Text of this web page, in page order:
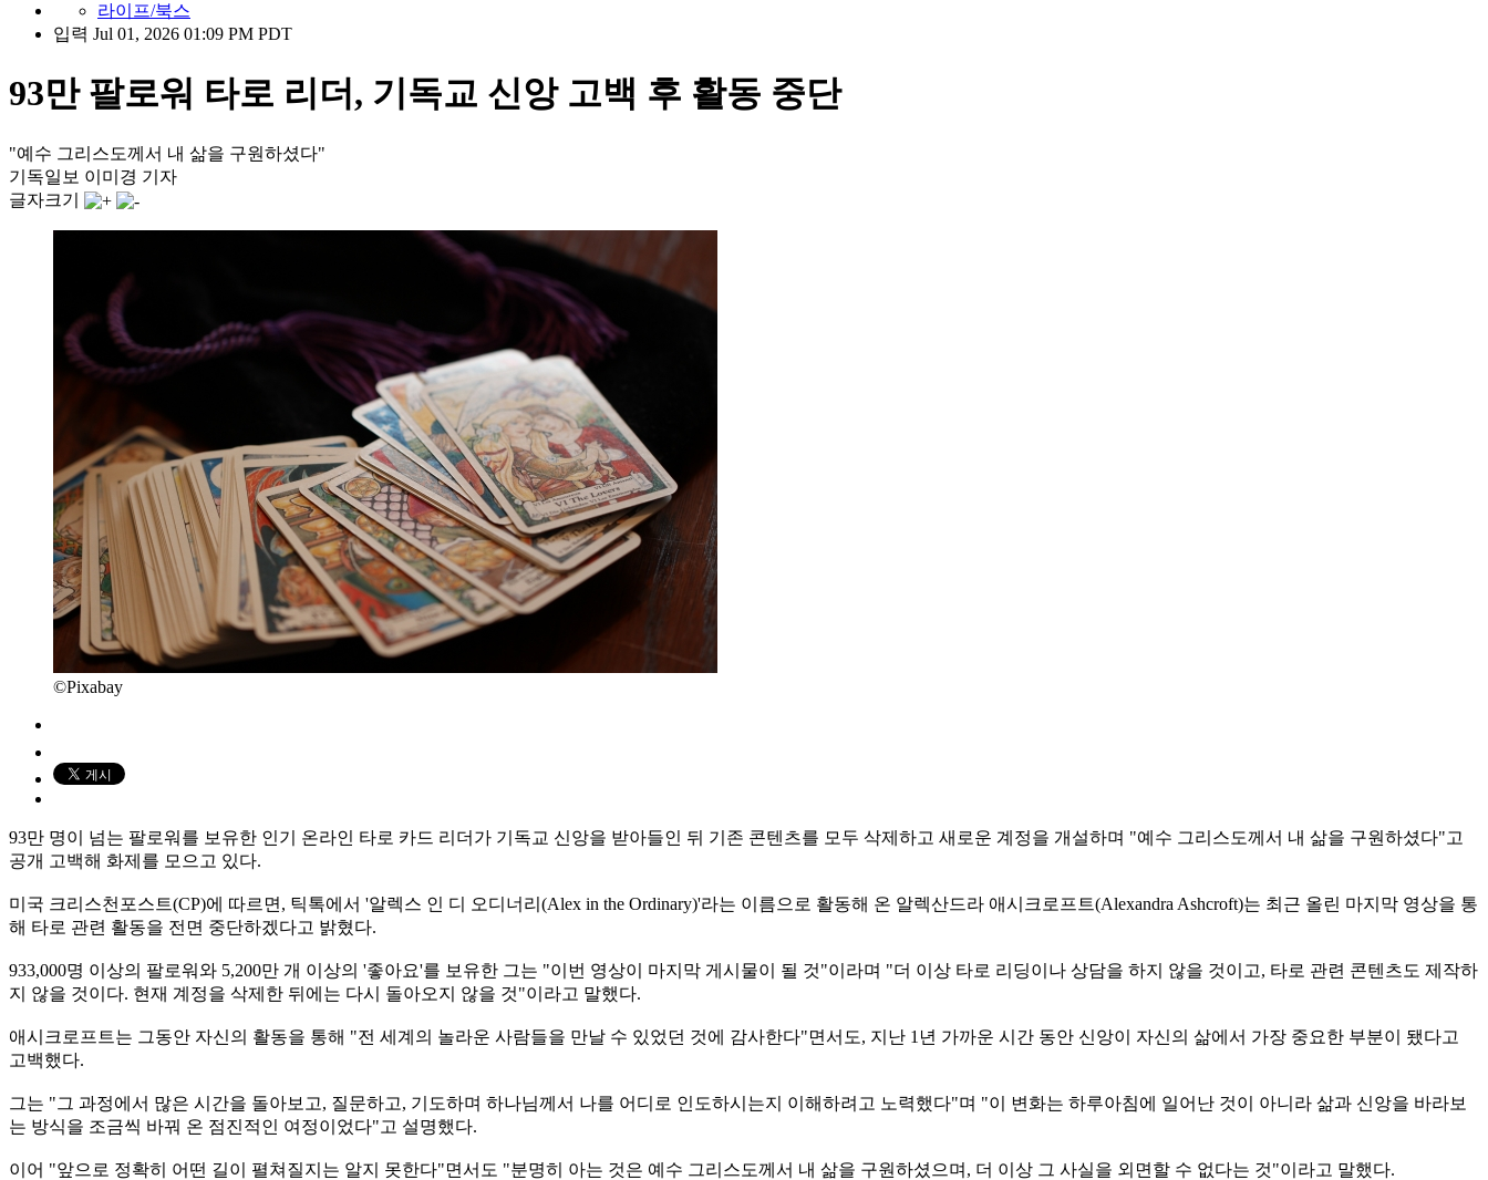
라이프/북스
입력 Jul 01, 2026 01:09 PM PDT
93만 팔로워 타로 리더, 기독교 신앙 고백 후 활동 중단
"예수 그리스도께서 내 삶을 구원하셨다"
기독일보 이미경 기자
글자크기
©Pixabay
93만 명이 넘는 팔로워를 보유한 인기 온라인 타로 카드 리더가 기독교 신앙을 받아들인 뒤 기존 콘텐츠를 모두 삭제하고 새로운 계정을 개설하며 "예수 그리스도께서 내 삶을 구원하셨다"고
공개 고백해 화제를 모으고 있다.
미국 크리스천포스트(CP)에 따르면, 틱톡에서 '알렉스 인 디 오디너리(Alex in the Ordinary)'라는 이름으로 활동해 온 알렉산드라 애시크로프트(Alexandra Ashcroft)는 최근 올린 마지막 영상을 통
해 타로 관련 활동을 전면 중단하겠다고 밝혔다.
933,000명 이상의 팔로워와 5,200만 개 이상의 '좋아요'를 보유한 그는 "이번 영상이 마지막 게시물이 될 것"이라며 "더 이상 타로 리딩이나 상담을 하지 않을 것이고, 타로 관련 콘텐츠도 제작하
지 않을 것이다. 현재 계정을 삭제한 뒤에는 다시 돌아오지 않을 것"이라고 말했다.
애시크로프트는 그동안 자신의 활동을 통해 "전 세계의 놀라운 사람들을 만날 수 있었던 것에 감사한다"면서도, 지난 1년 가까운 시간 동안 신앙이 자신의 삶에서 가장 중요한 부분이 됐다고
고백했다.
그는 "그 과정에서 많은 시간을 돌아보고, 질문하고, 기도하며 하나님께서 나를 어디로 인도하시는지 이해하려고 노력했다"며 "이 변화는 하루아침에 일어난 것이 아니라 삶과 신앙을 바라보
는 방식을 조금씩 바꿔 온 점진적인 여정이었다"고 설명했다.
이어 "앞으로 정확히 어떤 길이 펼쳐질지는 알지 못한다"면서도 "분명히 아는 것은 예수 그리스도께서 내 삶을 구원하셨으며, 더 이상 그 사실을 외면할 수 없다는 것"이라고 말했다.